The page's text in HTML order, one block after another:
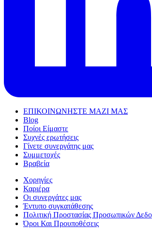
ΕΠΙΚΟΙΝΩΝΗΣΤΕ ΜΑΖΙ ΜΑΣ
Blog
Ποίοι Είμαστε
Συχνές ερωτήσεις
Γίνετε συνεργάτης μας
Συμμετοχές
Βραβεία
Χορηγίες
Καριέρα
Οι συνεργάτες μας
Έντυπο συγκατάθεσης
Πολιτική Προστασίας Προσωπικών
Όροι Και Προυποθέσεις